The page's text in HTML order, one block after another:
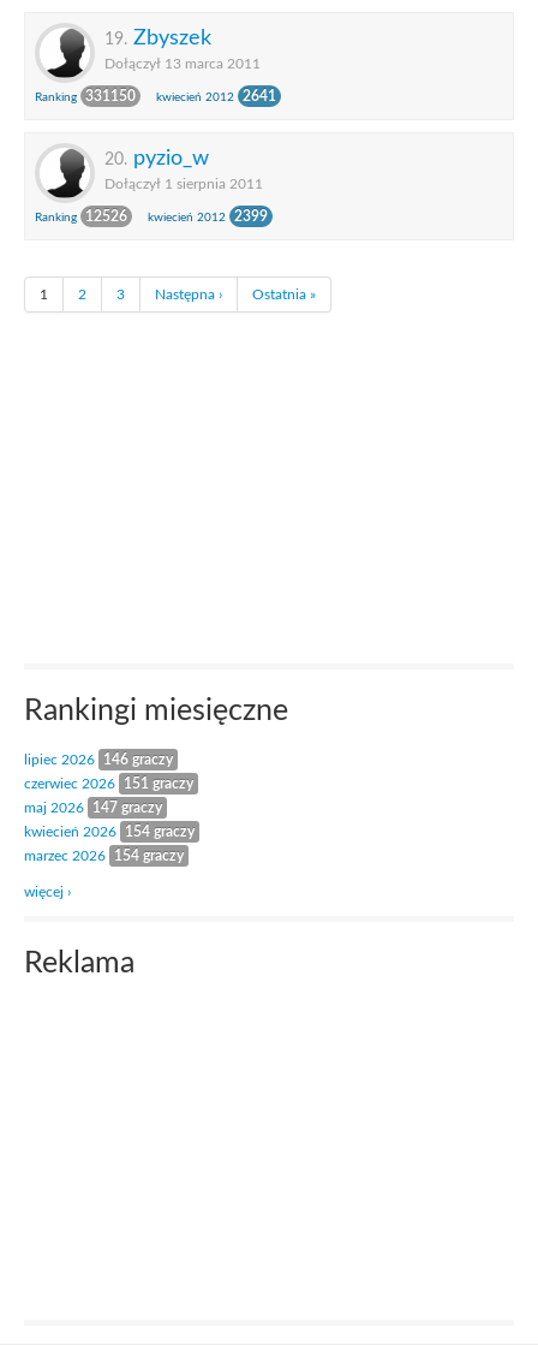
19. Zbyszek
Dołączył 13 marca 2011
Ranking 331150 kwiecień 2012 2641
20. pyzio_w
Dołączył 1 sierpnia 2011
Ranking 12526 kwiecień 2012 2399
1 2 3 Następna › Ostatnia »
Rankingi miesięczne
lipiec 2026
146 graczy
czerwiec 2026
151 graczy
maj 2026
147 graczy
kwiecień 2026
154 graczy
marzec 2026
154 graczy
więcej ›
Reklama